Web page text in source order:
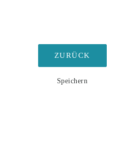
ZURÜCK
Speichern